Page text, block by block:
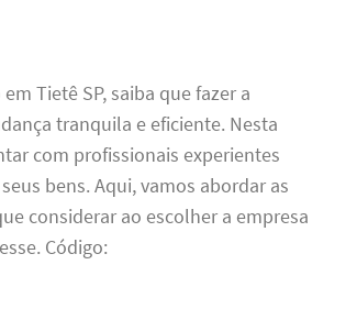
Tietê SP, saiba que fazer a
tranquila e eficiente. Nesta
com profissionais experientes
bens. Aqui, vamos abordar as
considerar ao escolher a empresa
Código: